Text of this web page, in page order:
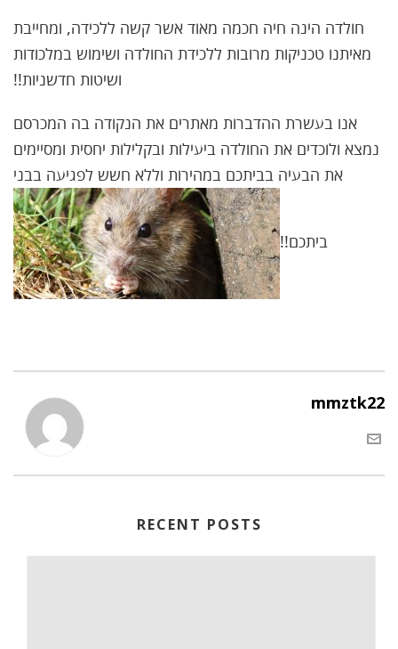
חולדה הינה חיה חכמה מאוד אשר קשה ללכידה, ומחייבת
מאיתנו טכניקות מרובות ללכידת החולדה ושימוש במלכודות
ושיטות חדשניות!!
אנו בעשרת ההדברות מאתרים את הנקודה בה המכרסם
נמצא ולוכדים את החולדה ביעילות ובקלילות יחסית ומסיימים
את הבעיה בביתכם במהירות וללא חשש לפגיעה בבני
ביתכם!!
mmztk22
RECENT POSTS